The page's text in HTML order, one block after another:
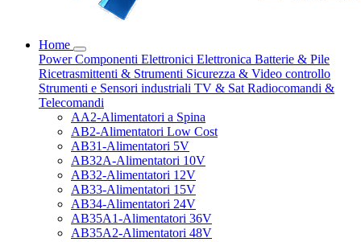
Home
PowerComponenti Elettronici Elettronica Batterie & Pile
Ricetrasmittenti & Strumenti Sicurezza & Video controllo
Strumenti e Sensori industriali TV & Sat Radiocomandi &
Telecomandi
AA2-Alimentatori a Spina
AB2-Alimentatori Low Cost
AB31-Alimentatori 5V
AB32A-Alimentatori 10V
AB32-Alimentatori 12V
AB33-Alimentatori 15V
AB34-Alimentatori 24V
AB35A1-Alimentatori 36V
AB35A2-Alimentatori 48V